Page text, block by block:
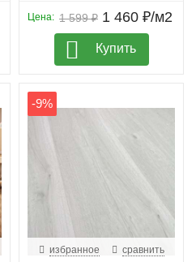
1 599 ₽
Цена: 1 460 ₽/м2
Купить
-9%
избранное сравнить